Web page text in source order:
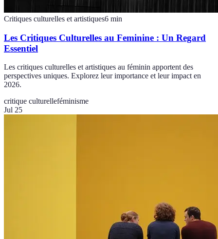
Critiques culturelles et artistiques6 min
Les Critiques Culturelles au Feminine : Un Regard
Essentiel
Les critiques culturelles et artistiques au féminin apportent des
perspectives uniques. Explorez leur importance et leur impact en
2026.
critique culturelleféminisme
Jul 25